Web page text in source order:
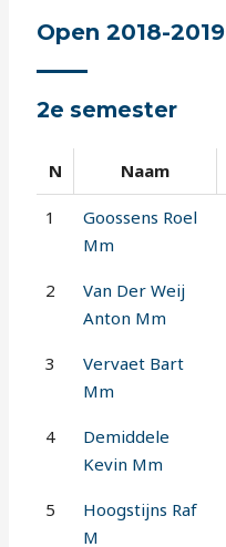
Open 2018-2019
2e semester
N Naam
1
Goossens Roel
Mm
2
Van Der Weij
Anton Mm
3
Vervaet Bart
Mm
4
Demiddele
Kevin Mm
5
Hoogstijns Raf
M